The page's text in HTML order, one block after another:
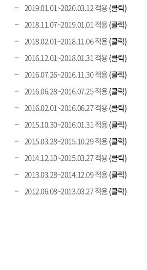
2019.01.01~2020.03.12 적용(클릭)
2018.11.07~2019.01.01 적용(클릭)
2018.02.01~2018.11.06 적용(클릭)
2016.12.01~2018.01.31 적용(클릭)
2016.07.26~2016.11.30 적용(클릭)
2016.06.28~2016.07.25 적용(클릭)
2016.02.01~2016.06.27 적용(클릭)
2015.10.30~2016.01.31 적용(클릭)
2015.03.28~2015.10.29 적용(클릭)
2014.12.10~2015.03.27 적용(클릭)
2013.03.28~2014.12.09 적용(클릭)
2012.06.08~2013.03.27 적용(클릭)